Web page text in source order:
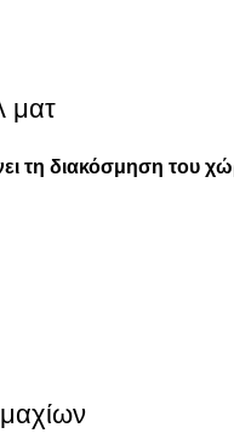
ματ
τη διακόσμηση του